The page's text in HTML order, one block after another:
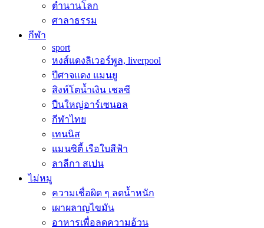
ตำนานโลก
ศาลาธรรม
กีฬา
sport
หงส์แดงลิเวอร์พูล, liverpool
ปีศาจแดง แมนยู
สิงห์โตน้ำเงิน เชลซี
ปืนใหญ่อาร์เซนอล
กีฬาไทย
เทนนิส
แมนซิตี้ เรือใบสีฟ้า
ลาลีกา สเปน
ไม่หมู
ความเชื่อผิด ๆ ลดน้ำหนัก
เผาผลาญไขมัน
อาหารเพื่อลดความอ้วน